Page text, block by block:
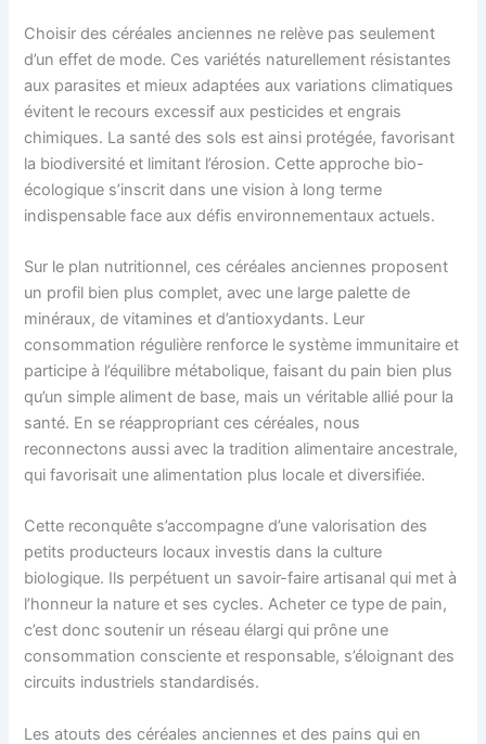
Choisir des céréales anciennes ne relève pas seulement
d’un effet de mode. Ces variétés naturellement résistantes
aux parasites et mieux adaptées aux variations climatiques
évitent le recours excessif aux pesticides et engrais
chimiques. La santé des sols est ainsi protégée, favorisant
la biodiversité et limitant l’érosion. Cette approche bio-
écologique s’inscrit dans une vision à long terme
indispensable face aux défis environnementaux actuels.
Sur le plan nutritionnel, ces céréales anciennes proposent
un profil bien plus complet, avec une large palette de
minéraux, de vitamines et d’antioxydants. Leur
consommation régulière renforce le système immunitaire et
participe à l’équilibre métabolique, faisant du pain bien plus
qu’un simple aliment de base, mais un véritable allié pour la
santé. En se réappropriant ces céréales, nous
reconnectons aussi avec la tradition alimentaire ancestrale,
qui favorisait une alimentation plus locale et diversifiée.
Cette reconquête s’accompagne d’une valorisation des
petits producteurs locaux investis dans la culture
biologique. Ils perpétuent un savoir-faire artisanal qui met à
l’honneur la nature et ses cycles. Acheter ce type de pain,
c’est donc soutenir un réseau élargi qui prône une
consommation consciente et responsable, s’éloignant des
circuits industriels standardisés.
Les atouts des céréales anciennes et des pains qui en